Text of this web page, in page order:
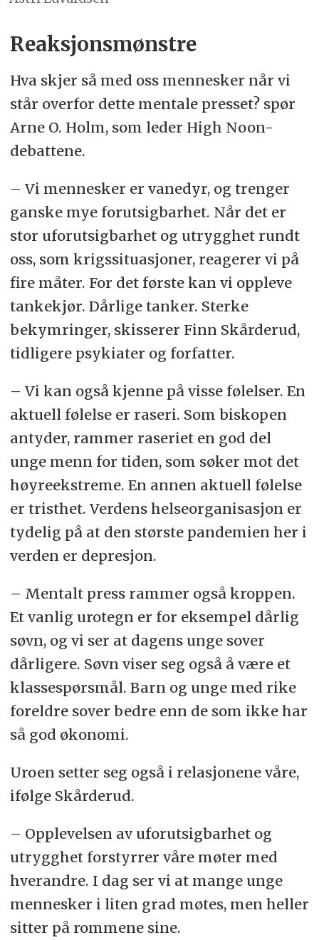
Reaksjonsmønstre
Hva skjer så med oss mennesker når vi
står overfor dette mentale presset? spør
Arne O. Holm, som leder High Noon-
debattene.
– Vi mennesker er vanedyr, og trenger
ganske mye forutsigbarhet. Når det er
stor uforutsigbarhet og utrygghet rundt
oss, som krigssituasjoner, reagerer vi på
fire måter. For det første kan vi oppleve
tankekjør. Dårlige tanker. Sterke
bekymringer, skisserer Finn Skårderud,
tidligere psykiater og forfatter.
– Vi kan også kjenne på visse følelser. En
aktuell følelse er raseri. Som biskopen
antyder, rammer raseriet en god del
unge menn for tiden, som søker mot det
høyreekstreme. En annen aktuell følelse
er tristhet. Verdens helseorganisasjon er
tydelig på at den største pandemien her i
verden er depresjon.
– Mentalt press rammer også kroppen.
Et vanlig urotegn er for eksempel dårlig
søvn, og vi ser at dagens unge sover
dårligere. Søvn viser seg også å være et
klassespørsmål. Barn og unge med rike
foreldre sover bedre enn de som ikke har
så god økonomi.
Uroen setter seg også i relasjonene våre,
ifølge Skårderud.
– Opplevelsen av uforutsigbarhet og
utrygghet forstyrrer våre møter med
hverandre. I dag ser vi at mange unge
mennesker i liten grad møtes, men heller
sitter på rommene sine.